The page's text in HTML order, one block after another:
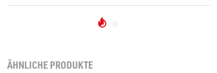
ÄHNLICHE PRODUKTE